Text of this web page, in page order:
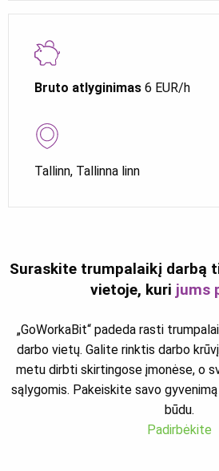
Bruto atlyginimas 6 EUR/h
Tallinn, Tallinna linn
Suraskite trumpalaikį darbą
vietoje, kuri jums
„GoWorkaBit“ padeda rasti
darbo vietų. Galite rinktis darbo
metu dirbti skirtingose įmonėse, o
sąlygomis. Pakeiskite savo
būdu.
Padirbėkite